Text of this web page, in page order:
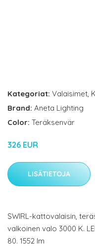
Kategoriat: Valaisimet,
Brand: Aneta Lighting
Color: Teräksenvär
326 EUR
LISÄTIETOJA
SWIRL-kattovalaisin,
valkoinen valo 3000 K.
80. 1552 lm